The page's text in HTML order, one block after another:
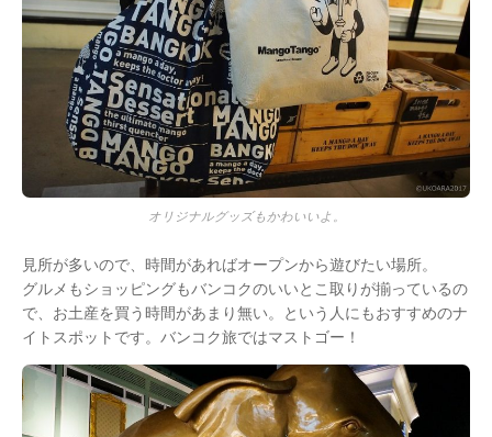
オリジナルグッズもかわいいよ。
見所が多いので、時間があればオープンから遊びたい場所。
グルメもショッピングもバンコクのいいとこ取りが揃っているの
で、お土産を買う時間があまり無い。という人にもおすすめのナ
イトスポットです。バンコク旅ではマストゴー！